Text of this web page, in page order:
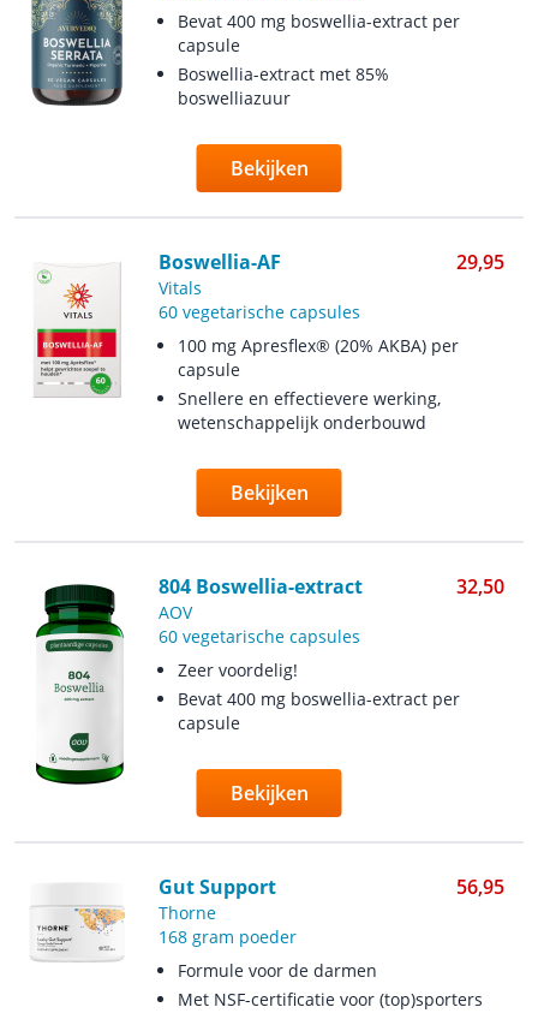
Bevat 400 mg boswellia-extract per
capsule
Boswellia-extract met 85%
boswelliazuur
Bekijken
Boswellia-AF 29,95
Vitals
60 vegetarische capsules
100 mg Apresflex® (20% AKBA) per
capsule
Snellere en effectievere werking,
wetenschappelijk onderbouwd
Bekijken
804 Boswellia-extract 32,50
AOV
60 vegetarische capsules
Zeer voordelig!
Bevat 400 mg boswellia-extract per
capsule
Bekijken
Gut Support 56,95
Thorne
168 gram poeder
Formule voor de darmen
Met NSF-certificatie voor (top)sporters